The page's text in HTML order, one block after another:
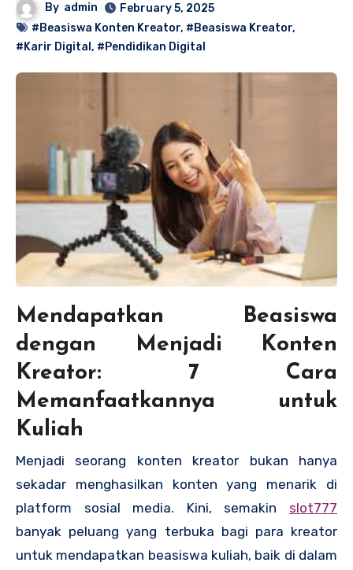
By admin
February 5, 2025
#Beasiswa Konten Kreator, #Beasiswa Kreator,
#Karir Digital , #Pendidikan Digital
Mendapatkan Beasiswa
dengan Menjadi Konten
Kreator: 7 Cara
Memanfaatkannya untuk
Kuliah
Menjadi seorang konten kreator bukan hanya
sekadar menghasilkan konten yang menarik di
platform sosial media. Kini, semakin slot777
banyak peluang yang terbuka bagi para kreator
untuk mendapatkan beasiswa kuliah, baik di dalam